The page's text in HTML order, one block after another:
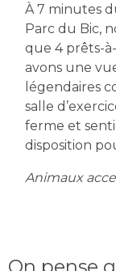
À 7 minutes
Parc du Bic,
que 4 prêts-
avons une
légendaires
salle
ferme et
disposition
Animaux
On pense